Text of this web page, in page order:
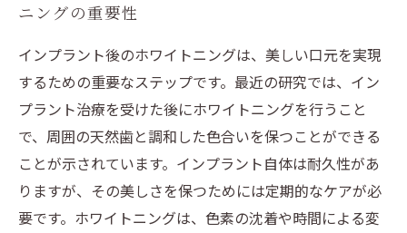
ニングの重要性
インプラント後のホワイトニングは、美しい口元を実現
するための重要なステップです。最近の研究では、イン
プラント治療を受けた後にホワイトニングを行うこと
で、周囲の天然歯と調和した色合いを保つことができる
ことが示されています。インプラント自体は耐久性があ
りますが、その美しさを保つためには定期的なケアが必
要です。ホワイトニングは、色素の沈着や時間による変